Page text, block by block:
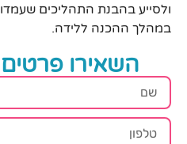
ולסייע בהבנת התהליכים
במהלך ההכנה ללידה.
השאירו